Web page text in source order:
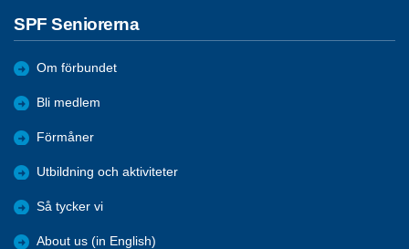
SPF Seniorerna
Om förbundet
Bli medlem
Förmåner
Utbildning och aktiviteter
Så tycker vi
About us (in English)